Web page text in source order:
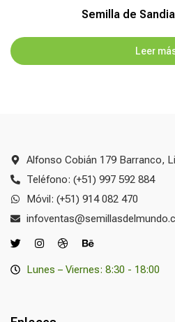
Semilla de
Leer
Alfonso Cobián 179 Barranco,
Teléfono: (+51) 997 592 884
Móvil: (+51) 914 082 470
Lunes – Viernes: 8:30 - 18:00